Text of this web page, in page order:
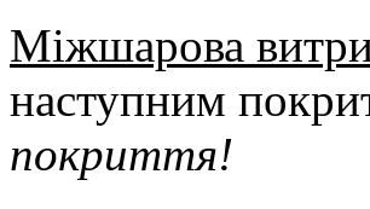
Міжшарова
наступним
покриття!